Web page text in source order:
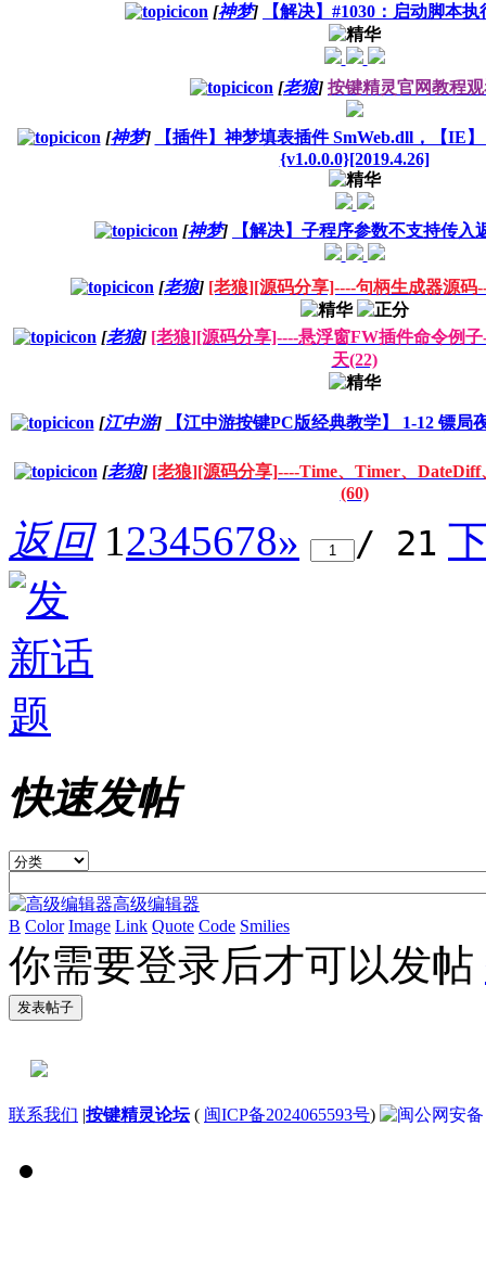
[神梦] 【解决】#1030：启动脚本
[老狼] 按键精灵官网教程
[神梦]
【插件】神梦填表插件 SmWeb.dll，【IE
{v1.0.0.0}[2019.4.26]
[神梦] 【解决】子程序参数不支持传入
[老狼] [老狼][源码分享]----句柄生成器源码
[老狼] [老狼][源码分享]----悬浮窗FW插件命令例
天(22)
[江中游] 【江中游按键PC版经典教学】 1-12 镖
[老狼] [老狼][源码分享]----Time、Timer、
(60)
返回 12345678» / 21
快速发帖
高级编辑器
B Color Image Link Quote Code Smilies
你需要登录后才可以发帖
发表帖子
联系我们 |按键精灵论坛( 闽ICP备2024065593号) 闽公网安备